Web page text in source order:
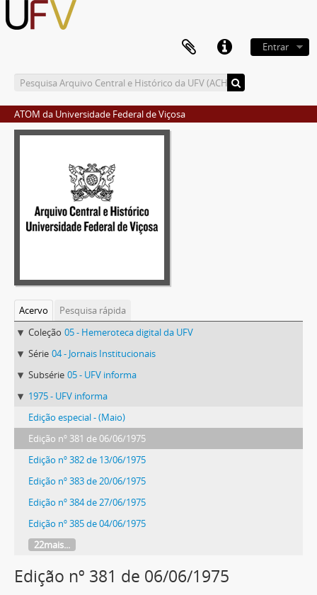
Entrar
ATOM da Universidade Federal de Viçosa
Acervo
Pesquisa rápida
Coleção 05 - Hemeroteca digital da UFV
Série 04 - Jornais Institucionais
Subsérie 05 - UFV informa
1975 - UFV informa
Edição especial - (Maio)
Edição nº 381 de 06/06/1975
Edição nº 382 de 13/06/1975
Edição nº 383 de 20/06/1975
Edição nº 384 de 27/06/1975
Edição nº 385 de 04/06/1975
22mais...
Edição nº 381 de 06/06/1975